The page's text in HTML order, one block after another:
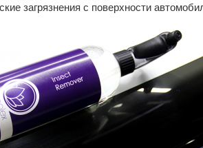
загрязнения с поверхности